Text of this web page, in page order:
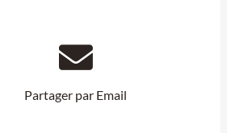
Partager par Email